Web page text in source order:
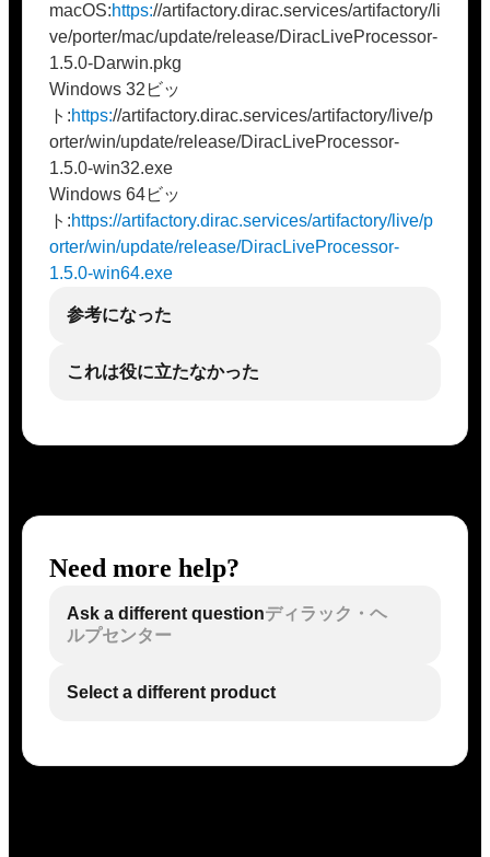
macOS:https://artifactory.dirac.services/artifactory/li
ve/porter/mac/update/release/DiracLiveProcessor-
1.5.0-Darwin.pkg
Windows 32ビッ
ト:https://artifactory.dirac.services/artifactory/live/p
orter/win/update/release/DiracLiveProcessor-
1.5.0-win32.exe
Windows 64ビッ
ト:https://artifactory.dirac.services/artifactory/live/p
orter/win/update/release/DiracLiveProcessor-
1.5.0-win64.exe
参考になった
これは役に立たなかった
Need more help?
Ask a different questionディラック・ヘ
ルプセンター
Select a different product